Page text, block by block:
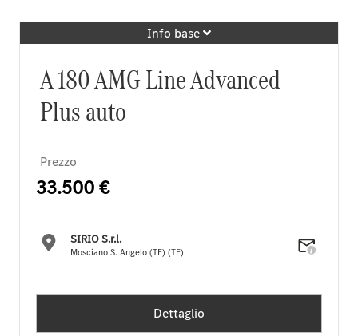
Info base
A 180 AMG Line Advanced
Plus auto
Prezzo
33.500 €
SIRIO S.r.l.
Mosciano S. Angelo (TE) (TE)
Dettaglio